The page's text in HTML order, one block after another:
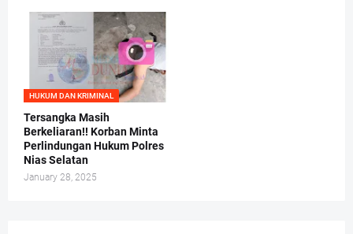
HUKUM DAN KRIMINAL
Tersangka Masih
Berkeliaran!! Korban Minta
Perlindungan Hukum Polres
Nias Selatan
January 28, 2025